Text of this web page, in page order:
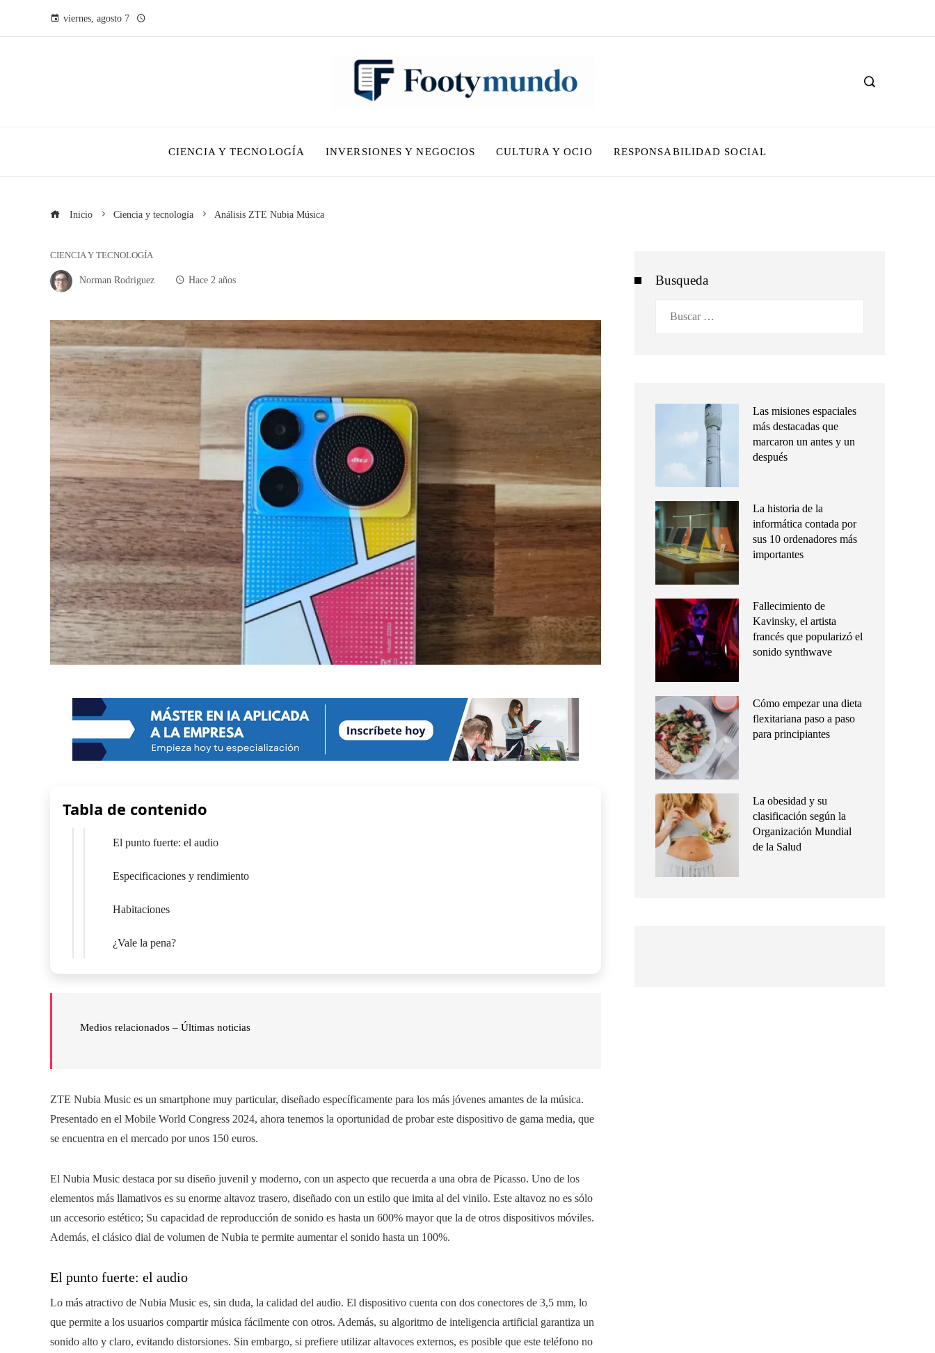
viernes, agosto 7
CIENCIA Y TECNOLOGÍA INVERSIONES Y NEGOCIOS CULTURA Y OCIO RESPONSABILIDAD SOCIAL
Inicio Ciencia y tecnología Análisis ZTE Nubia Música
CIENCIA Y TECNOLOGÍA
Norman Rodriguez Hace 2 años
Tabla de contenido
El punto fuerte: el audio
Especificaciones y rendimiento
Habitaciones
¿Vale la pena?
Medios relacionados – Últimas noticias
ZTE Nubia Music es un smartphone muy particular, diseñado específicamente para los más jóvenes amantes de la música.
Presentado en el Mobile World Congress 2024, ahora tenemos la oportunidad de probar este dispositivo de gama media, que
se encuentra en el mercado por unos 150 euros.
El Nubia Music destaca por su diseño juvenil y moderno, con un aspecto que recuerda a una obra de Picasso. Uno de los
elementos más llamativos es su enorme altavoz trasero, diseñado con un estilo que imita al del vinilo. Este altavoz no es sólo
un accesorio estético; Su capacidad de reproducción de sonido es hasta un 600% mayor que la de otros dispositivos móviles.
Además, el clásico dial de volumen de Nubia te permite aumentar el sonido hasta un 100%.
El punto fuerte: el audio
Lo más atractivo de Nubia Music es, sin duda, la calidad del audio. El dispositivo cuenta con dos conectores de 3,5 mm, lo
que permite a los usuarios compartir música fácilmente con otros. Además, su algoritmo de inteligencia artificial garantiza un
sonido alto y claro, evitando distorsiones. Sin embargo, si prefiere utilizar altavoces externos, es posible que este teléfono no
Busqueda
Las misiones espaciales
más destacadas que
marcaron un antes y un
después
La historia de la
informática contada por
sus 10 ordenadores más
importantes
Fallecimiento de
Kavinsky, el artista
francés que popularizó el
sonido synthwave
Cómo empezar una dieta
flexitariana paso a paso
para principiantes
La obesidad y su
clasificación según la
Organización Mundial
de la Salud